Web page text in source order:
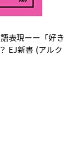
表現ーー「好き
EJ新書 (アルク